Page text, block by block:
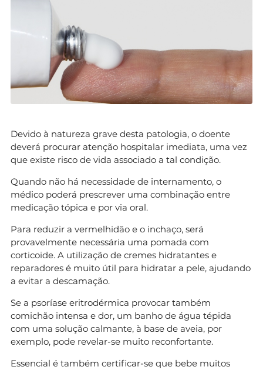
Devido à natureza grave desta patologia, o doente
deverá procurar atenção hospitalar imediata, uma vez
que existe risco de vida associado a tal condição.
Quando não há necessidade de internamento, o
médico poderá prescrever uma combinação entre
medicação tópica e por via oral.
Para reduzir a vermelhidão e o inchaço, será
provavelmente necessária uma pomada com
corticoide. A utilização de cremes hidratantes e
reparadores é muito útil para hidratar a pele, ajudando
a evitar a descamação.
Se a psoríase eritrodérmica provocar também
comichão intensa e dor, um banho de água tépida
com uma solução calmante, à base de aveia, por
exemplo, pode revelar-se muito reconfortante.
Essencial é também certificar-se que bebe muitos